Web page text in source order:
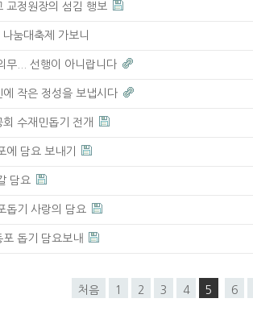
교정원장의 섬김 행보
눔대축제 가보니
무... 선행이 아니랍니다
에 작은 정성을 보냅시다
회 수재민돕기 전개
에 담요 보내기
담요
돕기 사랑의 담요
포 돕기 담요보내
처음 1 2 3 4 5 6